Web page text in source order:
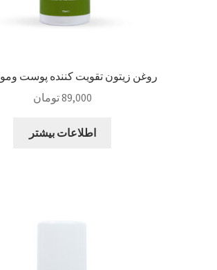
روغن زیتون تقویت کننده پوست ومو 75 میل
89,000تومان
اطلاعات بیشتر